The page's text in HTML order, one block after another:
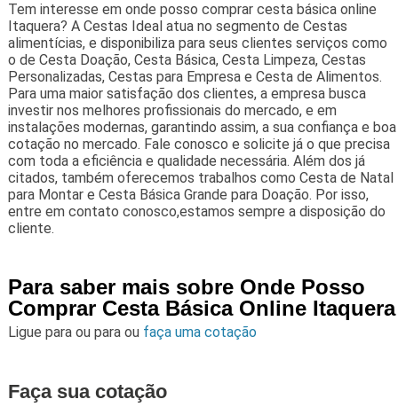
Tem interesse em onde posso comprar cesta básica online
Itaquera? A Cestas Ideal atua no segmento de Cestas
alimentícias, e disponibiliza para seus clientes serviços como
o de Cesta Doação, Cesta Básica, Cesta Limpeza, Cestas
Personalizadas, Cestas para Empresa e Cesta de Alimentos.
Para uma maior satisfação dos clientes, a empresa busca
investir nos melhores profissionais do mercado, e em
instalações modernas, garantindo assim, a sua confiança e boa
cotação no mercado. Fale conosco e solicite já o que precisa
com toda a eficiência e qualidade necessária. Além dos já
citados, também oferecemos trabalhos como Cesta de Natal
para Montar e Cesta Básica Grande para Doação. Por isso,
entre em contato conosco,estamos sempre a disposição do
cliente.
Para saber mais sobre Onde Posso
Comprar Cesta Básica Online Itaquera
Ligue para ou para ou faça uma cotação
Faça sua cotação